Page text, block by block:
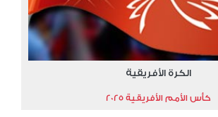
الكرة الأفريقية
كأس الأمم الأفريقية 2025